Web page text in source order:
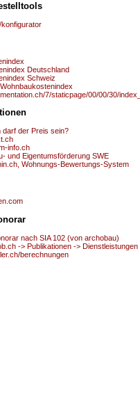
Deutschland
Schweiz
7/staticpage/00/00/30/
darf der Preis sein?
info.ch
und Eigentumsförderung SWE
Wohnungs-Bewertungs-System
nach SIA 102 (von archobau)
-> Publikationen -> Dienstleistungen
berechnungen